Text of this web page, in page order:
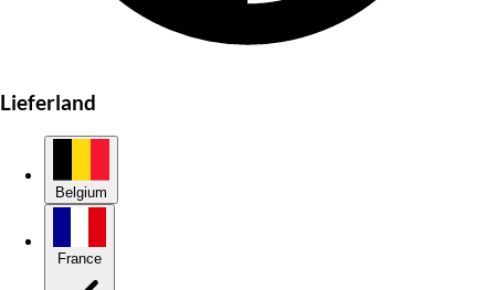
Lieferland
Belgium